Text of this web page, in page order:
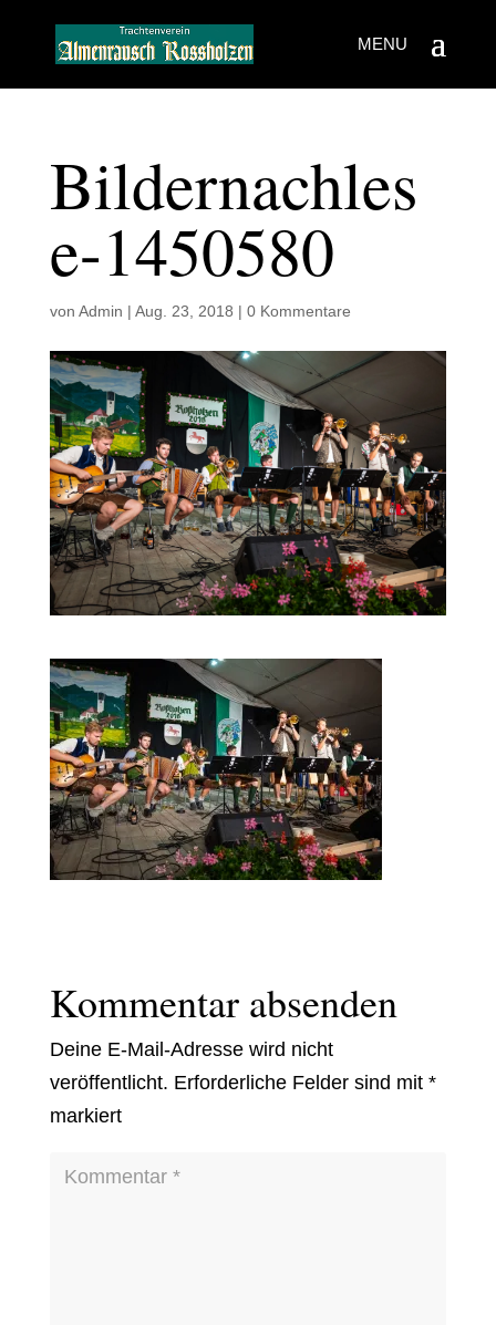
Bildernachles
e-1450580
von Admin | Aug. 23, 2018 | 0 Kommentare
Kommentar absenden
Deine E-Mail-Adresse wird nicht
veröffentlicht. Erforderliche Felder sind mit *
markiert